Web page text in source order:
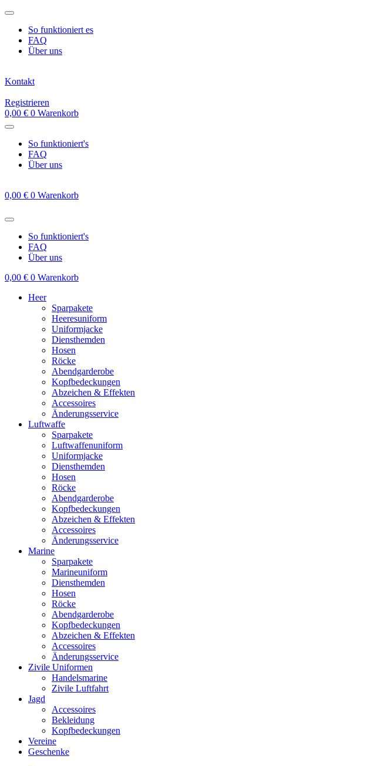
Zum
springenSo funktioniert es
FAQ
Über uns
Kontakt
Registrieren
0,00 € 0 Warenkorb
So funktioniert's
FAQ
Über uns
0,00 € 0 Warenkorb
So funktioniert's
FAQ
Über uns
0,00 € 0 Warenkorb
Heer
Sparpakete
Heeresuniform
Uniformjacke
Diensthemden
Hosen
Röcke
Abendgarderobe
Kopfbedeckungen
Abzeichen & Effekten
Accessoires
Änderungsservice
Luftwaffe
Sparpakete
Luftwaffenuniform
Uniformjacke
Diensthemden
Hosen
Röcke
Abendgarderobe
Kopfbedeckungen
Abzeichen & Effekten
Accessoires
Änderungsservice
Marine
Sparpakete
Marineuniform
Diensthemden
Hosen
Röcke
Abendgarderobe
Kopfbedeckungen
Abzeichen & Effekten
Accessoires
Änderungsservice
Zivile Uniformen
Handelsmarine
Zivile Luftfahrt
Jagd
Accessoires
Bekleidung
Kopfbedeckungen
Vereine
Geschenke